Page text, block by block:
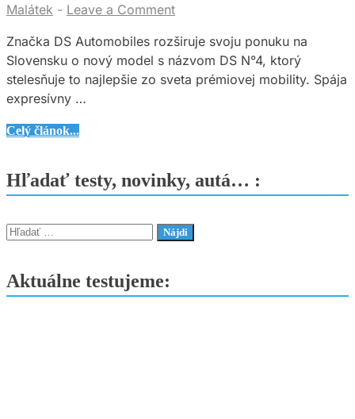
Malátek - Leave a Comment
Značka DS Automobiles rozširuje svoju ponuku na
Slovensku o nový model s názvom DS N°4, ktorý
stelesňuje to najlepšie zo sveta prémiovej mobility. Spája
expresívny …
Novinka
je
na
Slovensku
štýlová
elektrifikovaná
Celý článok...
Hľadať testy, novinky, autá… :
Hľadať:
Aktuálne testujeme: